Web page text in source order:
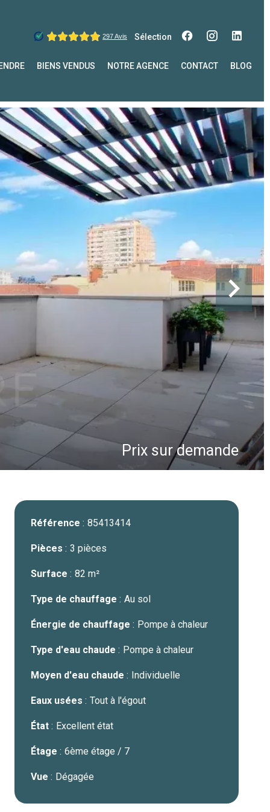
Sélection
BIENS VENDUS NOTRE AGENCE CONTACT BLOG
Prix sur demande
Référence 85413414
Pièces 3 pièces
Surface 82 m²
Type de chauffage Au sol
Énergie de chauffage Pompe à chaleur
Type d'eau chaude Pompe à chaleur
Moyen d'eau chaude Individuelle
Eaux usées Tout à l'égout
État Excellent état
Étage 6ème étage / 7
Vue Dégagée